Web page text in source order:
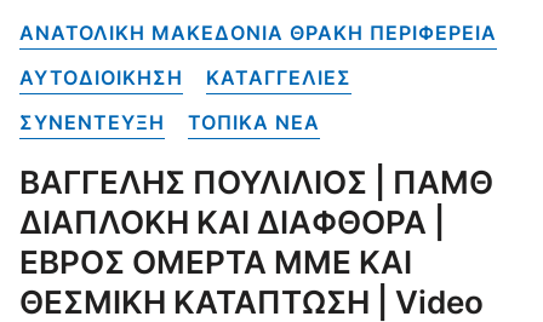
ΑΝΑΤΟΛΙΚΗ ΜΑΚΕΔΟΝΙΑ ΘΡΑΚΗ ΠΕΡΙΦΕΡΕΙΑ
ΑΥΤΟΔΙΟΙΚΗΣΗ
ΚΑΤΑΓΓΕΛΙΕΣ
ΣΥΝΕΝΤΕΥΞΗ
ΤΟΠΙΚΑ NEA
ΒΑΓΓΕΛΗΣ ΠΟΥΛΙΛΙΟΣ | ΠΑΜΘ
ΔΙΑΠΛΟΚΗ ΚΑΙ ΔΙΑΦΘΟΡΑ |
ΕΒΡΟΣ ΟΜΕΡΤΑ ΜΜΕ ΚΑΙ
ΘΕΣΜΙΚΗ ΚΑΤΑΠΤΩΣΗ | Video